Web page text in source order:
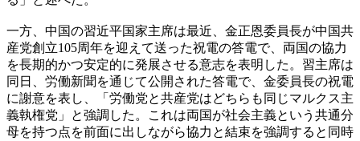
一方、中国の習近平国家主席は最近、金正恩委員長が中国共
産党創立105周年を迎えて送った祝電の答電で、両国の協力
を長期的かつ安定的に発展させる意志を表明した。習主席は
同日、労働新聞を通じて公開された答電で、金委員長の祝電
に謝意を表し、「労働党と共産党はどちらも同じマルクス主
義執権党」と強調した。これは両国が社会主義という共通分
母を持つ点を前面に出しながら協力と結束を強調すると同時